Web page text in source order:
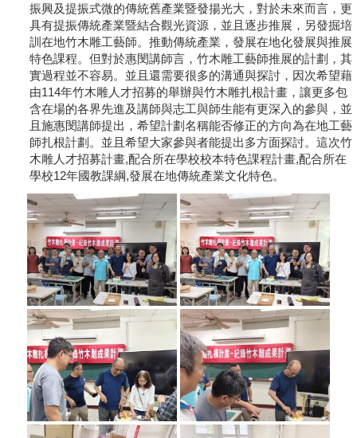
振興及提振式微的傳統舊產業暨發揚光大，對於未來而言，更
具有提振傳統產業暨結合觀光資源，並且逐步推展，另發掘培
訓在地竹木雕工藝師。推動傳統產業，發展在地化發展與推展
特色課程。但對於惠閔講師言，竹木雕工藝師推展的計劃，其
實過程並不容易。並且還需要很多的溝通與探討，因次希望藉
由114年竹木雕人才招募的舉辦與竹木雕扎根計畫，讓更多包
含在場的各界先進及講師與志工與師生能有更深入的參與，並
且施惠閔講師提出，希望計劃名稱能否修正的方向為在地工藝
師扎根計劃。並且希望大家參與者能提出多方面探討。這次竹
木雕人才招募計畫,配合所在學校校本特色課程計畫,配合所在
學校12年國教課綱,發展在地傳統產業文化特色。